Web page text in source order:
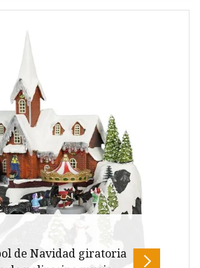
cm * 360,00 cm Peso bruto
kg Descripción de
de Navidad giratoria